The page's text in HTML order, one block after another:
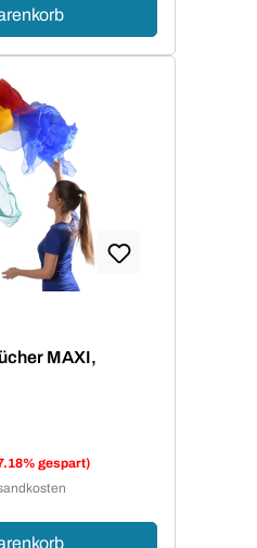
MAXI,
gespart)